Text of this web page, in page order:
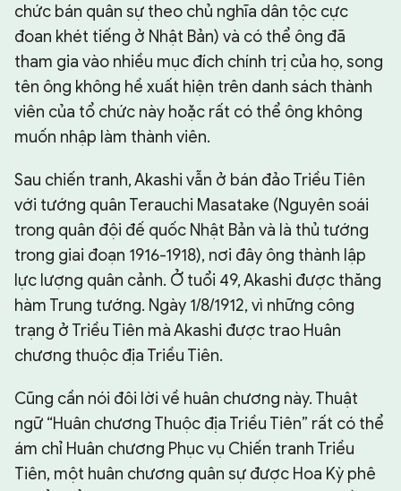
chức bán quân sự theo chủ nghĩa dân tộc cực
đoan khét tiếng ở Nhật Bản) và có thể ông đã
tham gia vào nhiều mục đích chính trị của họ, song
tên ông không hề xuất hiện trên danh sách thành
viên của tổ chức này hoặc rất có thể ông không
muốn nhập làm thành viên.
Sau chiến tranh, Akashi vẫn ở bán đảo Triều Tiên
với tướng quân Terauchi Masatake (Nguyên soái
trong quân đội đế quốc Nhật Bản và là thủ tướng
trong giai đoạn 1916-1918), nơi đây ông thành lập
lực lượng quân cảnh. Ở tuổi 49, Akashi được thăng
hàm Trung tướng. Ngày 1/8/1912, vì những công
trạng ở Triều Tiên mà Akashi được trao Huân
chương thuộc địa Triều Tiên.
Cũng cần nói đôi lời về huân chương này. Thuật
ngữ “Huân chương Thuộc địa Triều Tiên” rất có thể
ám chỉ Huân chương Phục vụ Chiến tranh Triều
Tiên, một huân chương quân sự được Hoa Kỳ phê